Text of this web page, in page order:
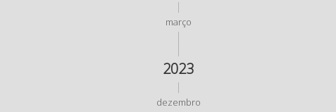
março
2023
dezembro